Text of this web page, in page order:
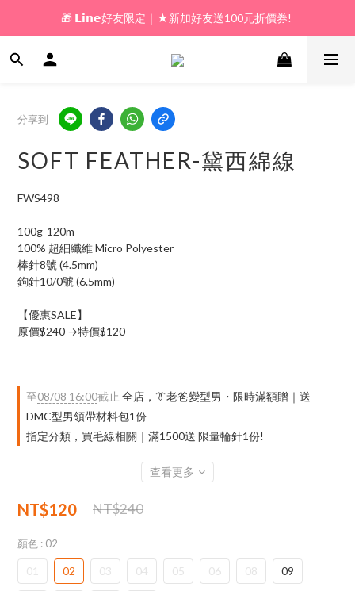
🎁 新好友購物金｜★加入新會員領券送100元!
🎁 𝗟𝗶𝗻𝗲好友限定｜★新加好友送100元折價券!
🎁 新好友購物金｜★加入新會員領券送100元!
分享到
SOFT FEATHER-黛西綿線
FWS498
100g-120m
100% 超細纖維 Micro Polyester
棒針8號 (4.5mm)
鉤針10/0號 (6.5mm)
【優惠SALE】
原價$240 →特價$120
至08/08 16:00截止 全店，👔老爸變型男・限時滿額贈｜送
DMC型男領帶材料包1份
指定分類，買毛線相關｜滿1500送 限量輪針1份!
查看更多
NT$120 NT$240
顏色 : 02
01 02 03 04 05 06 08 09